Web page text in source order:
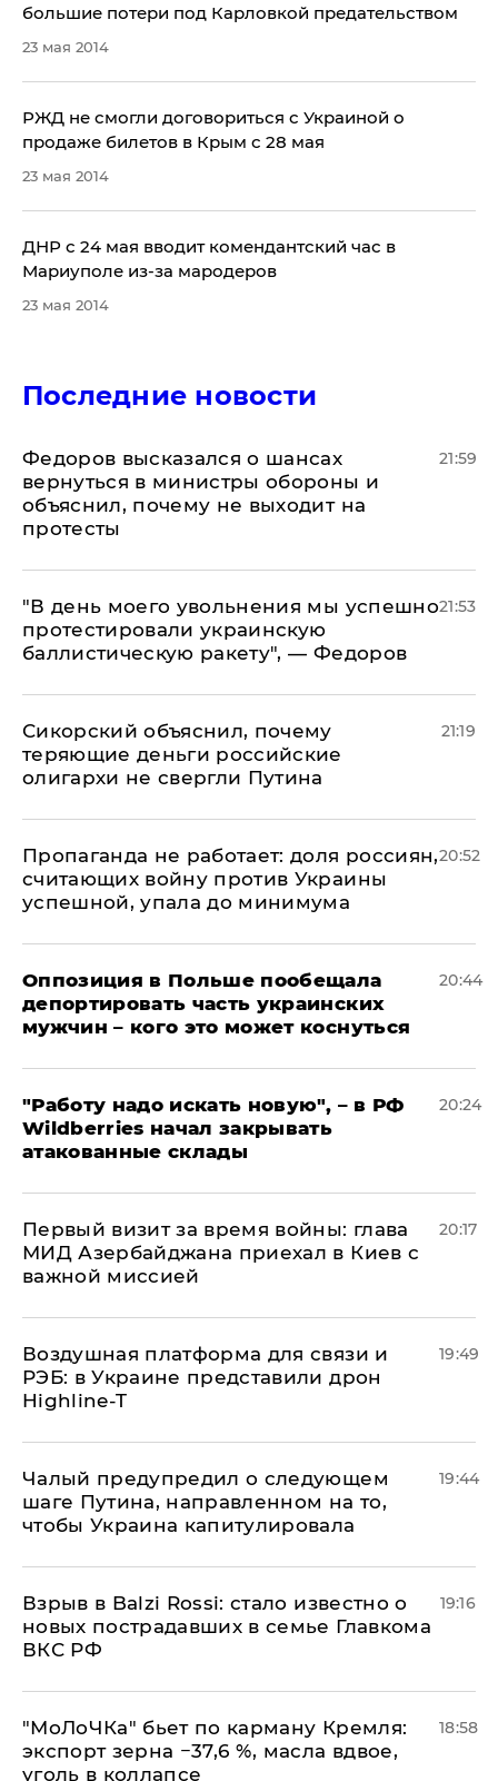
большие потери под Карловкой предательством
23 мая 2014
РЖД не смогли договориться с Украиной о
продаже билетов в Крым с 28 мая
23 мая 2014
ДНР с 24 мая вводит комендантский час в
Мариуполе из-за мародеров
23 мая 2014
Последние новости
Федоров высказался о шансах
вернуться в министры обороны и
объяснил, почему не выходит на
протесты
21:59
​"В день моего увольнения мы успешно
протестировали украинскую
баллистическую ракету", — Федоров
21:53
Сикорский объяснил, почему
теряющие деньги российские
олигархи не свергли Путина
21:19
​Пропаганда не работает: доля россиян,
считающих войну против Украины
успешной, упала до минимума
20:52
Оппозиция в Польше пообещала
депортировать часть украинских
мужчин – кого это может коснуться
20:44
"Работу надо искать новую", – в РФ
Wildberries начал закрывать
атакованные склады
20:24
Первый визит за время войны: глава
МИД Азербайджана приехал в Киев с
важной миссией
20:17
Воздушная платформа для связи и
РЭБ: в Украине представили дрон
Highline-T
19:49
Чалый предупредил о следующем
шаге Путина, направленном на то,
чтобы Украина капитулировала
19:44
Взрыв в Balzi Rossi: стало известно о
новых пострадавших в семье Главкома
ВКС РФ
19:16
​"МоЛоЧКа" бьет по карману Кремля:
экспорт зерна −37,6 %, масла вдвое,
уголь в коллапсе
18:58